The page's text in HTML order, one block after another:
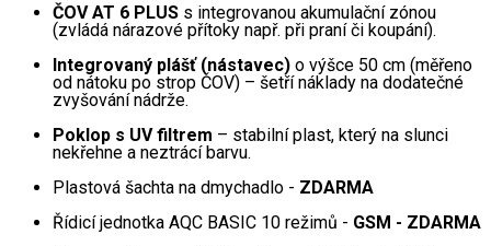
ČOV AT 6 PLUS s integrovanou akumulační zónou
(zvládá nárazové přítoky např. při praní či koupání).
Integrovaný plášť (nástavec) o výšce 50 cm (měřeno
od nátoku po strop ČOV) – šetří náklady na dodatečné
zvyšování nádrže.
Poklop s UV filtrem – stabilní plast, který na slunci
nekřehne a neztrácí barvu.
Plastová šachta na dmychadlo - ZDARMA
Řídicí jednotka AQC BASIC 10 režimů - GSM - ZDARMA